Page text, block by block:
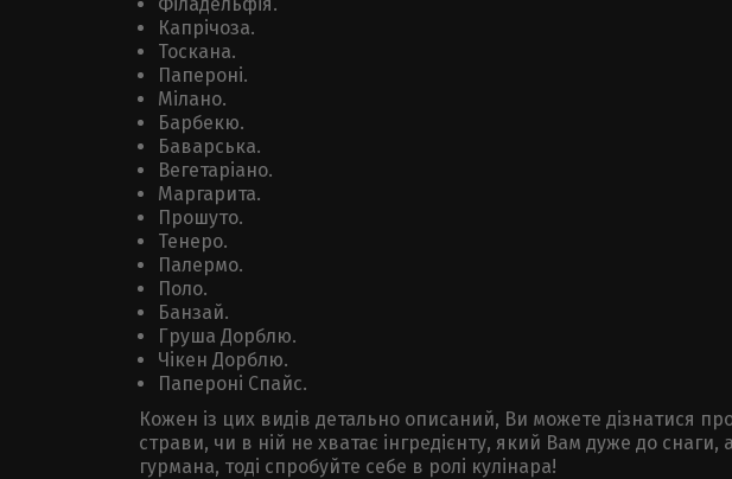
Капрічоза.
Тоскана.
Папероні.
Мілано.
Барбекю.
Баварська.
Вегетаріано.
Маргарита.
Прошуто.
Тенеро.
Палермо.
Поло.
Банзай.
Груша Дорблю.
Чікен Дорблю.
Папероні Спайс.
Кожен із цих видів детально описаний, Ви можете дізнатися
страви, чи в ній не хватає інгредієнту, який Вам дуже до
гурмана, тоді спробуйте себе в ролі кулінара!